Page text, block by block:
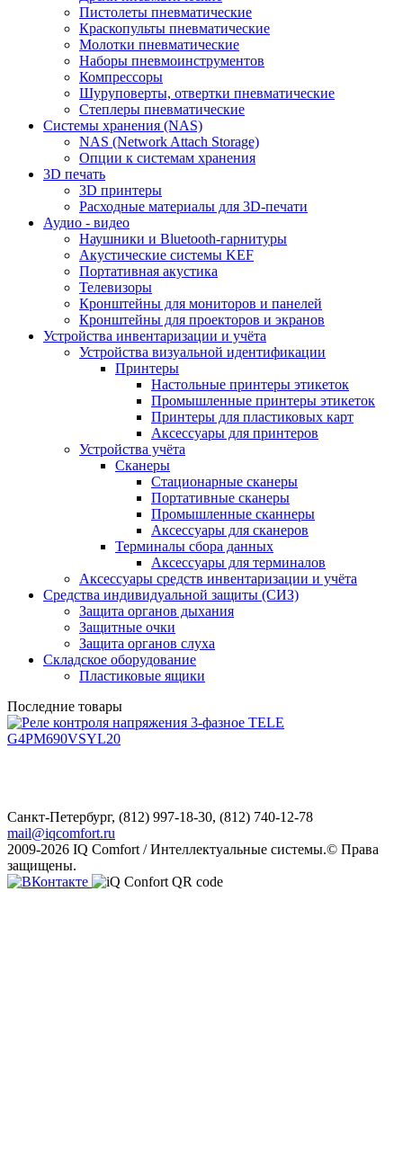
Пистолеты пневматические
Краскопульты пневматические
Молотки пневматические
Наборы пневмоинструментов
Компрессоры
Шуруповерты, отвертки пневматические
Степлеры пневматические
Cистемы хранения (NAS)
NAS (Network Attach Storage)
Опции к системам хранения
3D печать
3D принтеры
Расходные материалы для 3D-печати
Аудио - видео
Наушники и Bluetooth-гарнитуры
Акустические системы KEF
Портативная акустика
Телевизоры
Кронштейны для мониторов и панелей
Кронштейны для проекторов и экранов
Устройства инвентаризации и учёта
Устройства визуальной идентификации
Принтеры
Настольные принтеры этикеток
Промышленные принтеры этикеток
Принтеры для пластиковых карт
Аксессуары для принтеров
Устройства учёта
Сканеры
Стационарные сканеры
Портативные сканеры
Промышленные сканнеры
Аксессуары для сканеров
Терминалы сбора данных
Аксессуары для терминалов
Аксессуары средств инвентаризации и учёта
Средства индивидуальной защиты (СИЗ)
Защита органов дыхания
Защитные очки
Защита органов слуха
Складское оборудование
Пластиковые ящики
Последние товары
Санкт-Петербург, (812) 997-18-30, (812) 740-12-78
mail@iqcomfort.ru
2009-2026 IQ Comfort / Интеллектуальные системы.© Права
защищены.